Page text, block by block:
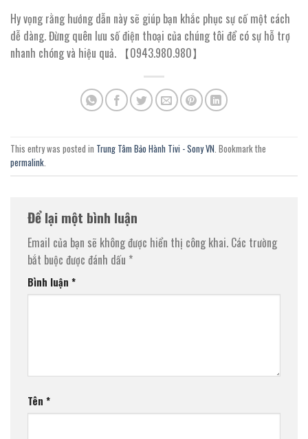
Hy vọng rằng hướng dẫn này sẽ giúp bạn khắc phục sự cố một cách
dễ dàng. Đừng quên lưu số điện thoại của chúng tôi để có sự hỗ trợ
nhanh chóng và hiệu quả. 【0943.980.980】
This entry was posted in Trung Tâm Bảo Hành Tivi - Sony VN. Bookmark the
permalink.
Để lại một bình luận
Email của bạn sẽ không được hiển thị công khai. Các trường
bắt buộc được đánh dấu *
Bình luận *
Tên *